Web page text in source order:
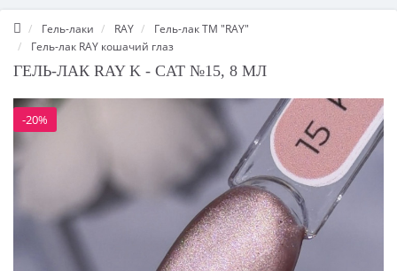
Гель-лаки RAY
Гель-лак ТМ "RAY"
Гель-лак RAY кошачий глаз
ГЕЛЬ-ЛАК RAY K - CAT №15, 8 МЛ
-20%